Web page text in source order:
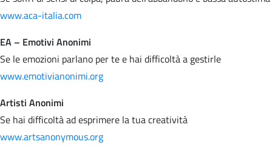
www.aca-italia.com
EA – Emotivi Anonimi
Se le emozioni parlano per te e hai difficoltà a gestirle
www.emotivianonimi.org
Artisti Anonimi
Se hai difficoltà ad esprimere la tua creatività
www.artsanonymous.org